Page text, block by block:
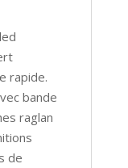
rapide.
bande
raglan
de